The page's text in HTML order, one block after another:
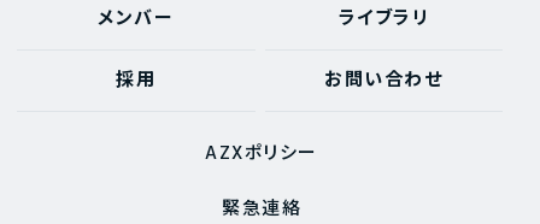
メンバー ライブラリ
採用 お問い合わせ
AZXポリシー
緊急連絡